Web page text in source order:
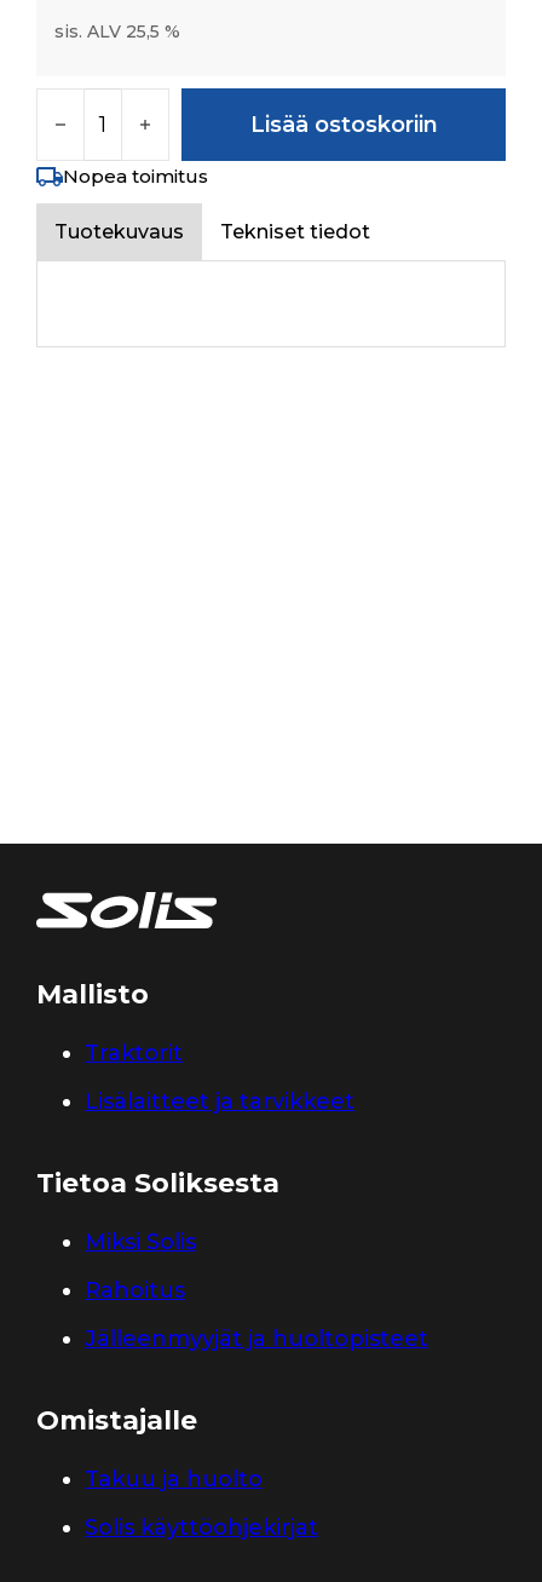
sis. ALV 25,5 %
Lisää ostoskoriin
Nopea toimitus
Tuotekuvaus Tekniset tiedot
Mallisto
Traktorit
Lisälaitteet ja tarvikkeet
Tietoa Soliksesta
Miksi Solis
Rahoitus
Jälleenmyyjät ja huoltopisteet
Omistajalle
Takuu ja huolto
Solis käyttöohjekirjat